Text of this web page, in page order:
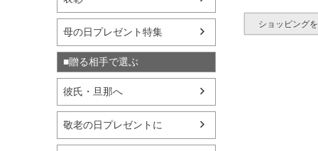
母の日プレゼント特集
■贈る相手で選ぶ
彼氏・旦那へ
敬老の日プレゼントに
ショッピング